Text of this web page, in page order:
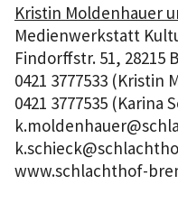
Kristin Moldenhauer
Medienwerkstatt
Findorffstr. 51, 28215
0421 3777533 (Kristin
0421 3777535 (Karina
www.schlachthof-